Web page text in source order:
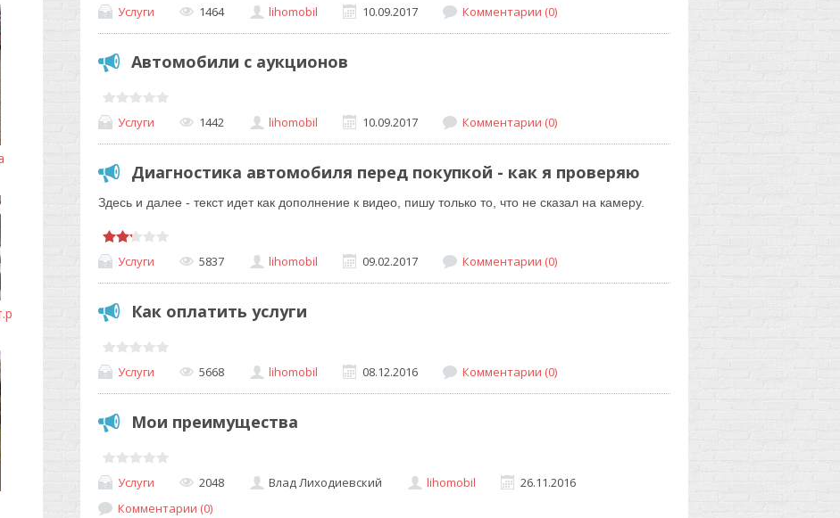
Услуги 1464 lihomobil 10.09.2017 Комментарии (0)
Автомобили с аукционов
Услуги 1442 lihomobil 10.09.2017 Комментарии (0)
Диагностика автомобиля перед покупкой - как я проверяю
Здесь и далее - текст идет как дополнение к видео, пишу только то, что не сказал на камеру.
Услуги 5837 lihomobil 09.02.2017 Комментарии (0)
Как оплатить услуги
Услуги 5668 lihomobil 08.12.2016 Комментарии (0)
Мои преимущества
Услуги 2048 Влад Лиходиевский lihomobil
26.11.2016
Комментарии (0)